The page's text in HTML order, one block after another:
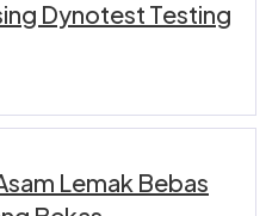
Dynotest Testing
Lemak Bebas